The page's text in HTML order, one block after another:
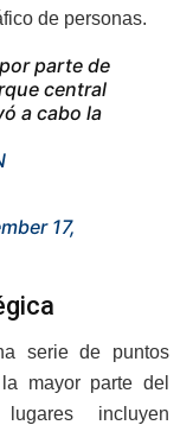
de personas.
parte de
central
a cabo la
17,
serie de puntos
mayor parte del
incluyen